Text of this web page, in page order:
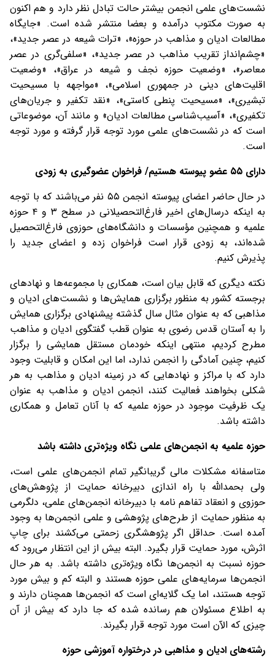
نشست‌های علمی انجمن بیشتر حالت تبادل نظر دارد و هم اکنون
به صورت مکتوب درآمده و بعضا منتشر شده است. «جایگاه
مطالعات ادیان و مذاهب در حوزه»، «ترات شیعه در عصر جدید»،
«چشم‌انداز تقریب مذاهب در عصر جدید»، «سلفی‌گری در عصر
معاصر»، «وضعیت حوزه نجف و شیعه در عراق»، «وضعیت
اقلیت‌های دینی در جمهوری اسلامی»، «مواجهه با مسیحیت
تبشیری»، «مسیحیت پنطی کاستی»، «نقد تکفیر و جریان‌های
تکفیری»، «آسیب‌شناسی مطالعات ادیان» و مانند آن، موضوعاتی
است که در نشست‌های علمی مورد توجه قرار گرفته و مورد توجه
است.
دارای ۵۵ عضو پیوسته هستیم/ فراخوان عضوگیری به زودی
در حال حاضر اعضای پیوسته انجمن ۵۵ نفر می‌باشند که با توجه
به اینکه درسال‌های اخیر فارغ‌التحصیلانی در سطح ۳ و ۴ حوزه
علمیه و همچنین مؤسسات و دانشگاه‌های حوزوی فارغ‌التحصیل
شده‌اند، به زودی قرار است فراخوان زده و اعضای جدید را
پذیرش کنیم.
نکته دیگری که قابل بیان است، همکاری با مجموعه‌ها و نهادهای
برجسته کشور به منظور برگزاری همایش‌ها و نشست‌های ادیان و
مذاهبی که به عنوان مثال سال گذشته پیشنهادی برگزاری همایش
را به آستان قدس رضوی به عنوان قطب گفتگوی ادیان و مذاهب
مطرح کردیم، منتهی اینکه خودمان مستقل همایشی را برگزار
کنیم، چنین آمادگی را انجمن ندارد، اما این امکان و قابلیت وجود
دارد که با مراکز و نهادهایی که در زمینه ادیان و مذاهب به هر
شکلی بخواهند فعالیت کنند، انجمن ادیان و مذاهب به عنوان
یک ظرفیت موجود در حوزه علمیه که با آنان تعامل و همکاری
داشته باشد.
حوزه علمیه به انجمن‌های علمی نگاه ویژه‌تری داشته باشد
متاسفانه مشکلات مالی گریبانگیر تمام انجمن‌های علمی است،
ولی بحمدالله با راه اندازی دبیرخانه حمایت از پژوهش‌های
حوزوی و انعقاد تفاهم نامه با دبیرخانه انجمن‌های علمی، دلگرمی
به منظور حمایت از طرح‌های پژوهشی و علمی انجمن‌ها به وجود
آمده است. حداقل اگر پژوهشگری زحمتی می‌کشند برای چاپ
اثرش، مورد حمایت قرار بگیرد. البته بیش از این انتظار می‌رود که
حوزه نسبت به انجمن‌ها نگاه ویژه‌تری داشته باشد. به هر حال
انجمن‌ها سرمایه‌های علمی حوزه هستند و البته کم و بیش مورد
توجه هستند، اما یک گلایه‌ای است که انجمن‌ها همچنان دارند و
به اطلاع مسئولان هم رسانده شده که جا دارد که بیش از آن
چیزی که الآن است مورد توجه قرار بگیرند.
رشته‌های ادیان و مذاهبی در درختواره آموزشی حوزه